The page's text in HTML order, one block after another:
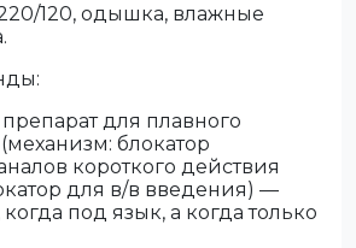
120, одышка, влажные
для плавного
блокатор
короткого действия
для в/в введения) —
под язык, а когда только